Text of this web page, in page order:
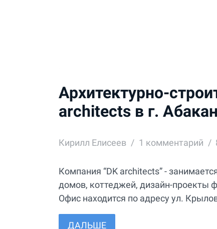
Архитектурно-
architects в г.
Кирилл Елисеев 1 комментарий
Компания “DK architects” -
домов, коттеджей, дизайн-проекты
Офис находится по адресу ул.
ДАЛЬШЕ